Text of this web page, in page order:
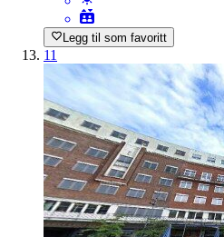
Legg til som favoritt
11